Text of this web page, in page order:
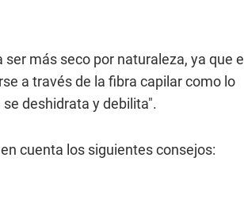
más seco por naturaleza, ya que el
a través de la fibra capilar como lo
se deshidrata y debilita".
cuenta los siguientes consejos: